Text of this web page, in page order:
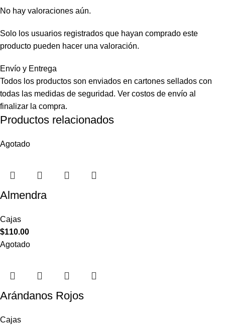
No hay valoraciones aún.
Solo los usuarios registrados que hayan comprado este
producto pueden hacer una valoración.
Envío y Entrega
Todos los productos son enviados en cartones sellados con
todas las medidas de seguridad. Ver costos de envío al
finalizar la compra.
Productos relacionados
Agotado
Almendra
Cajas
$110.00
Agotado
Arándanos Rojos
Cajas